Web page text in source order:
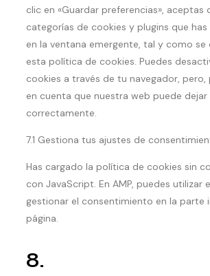
clic en «Guardar preferencias», aceptas
categorías de cookies y plugins que
en la ventana emergente, tal y como se
esta política de cookies. Puedes
cookies a través de tu navegador, pero,
en cuenta que nuestra web puede
correctamente.
7.1 Gestiona tus ajustes de
Has cargado la política de cookies sin
con JavaScript. En AMP, puedes utilizar
gestionar el consentimiento en la parte
página.
8.